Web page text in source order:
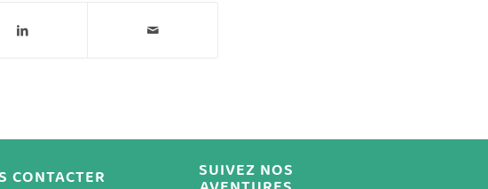
CONTACTER SUIVEZ NOS